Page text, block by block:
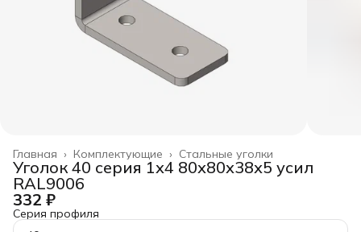
Стальные уголки
Комплектующие ›
Главная ›
Уголок 40 серия 1х4 80х80х38х5 усил
RAL9006
332 ₽
Серия профиля